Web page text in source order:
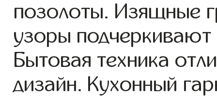
позолоты. Изящные
узоры
Бытовая техника
дизайн. Кухонный